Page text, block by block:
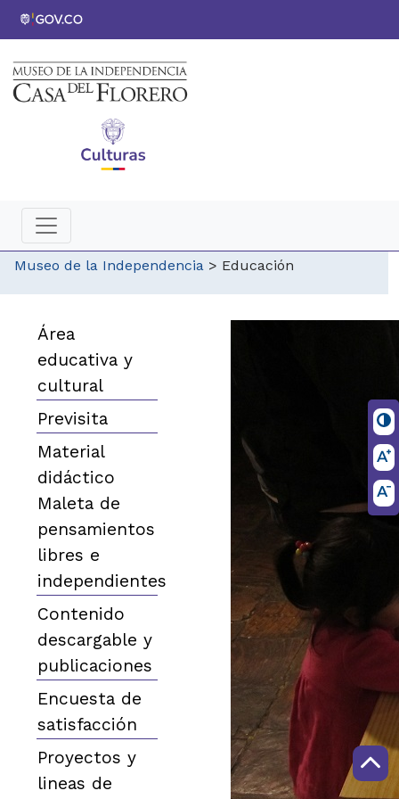
Museo de la Independencia > Educación
Área
educativa y
cultural
Previsita
Material
didáctico
Maleta de
pensamientos
libres e
independientes
Contenido
descargable y
publicaciones
Encuesta de
satisfacción
Proyectos y
lineas de